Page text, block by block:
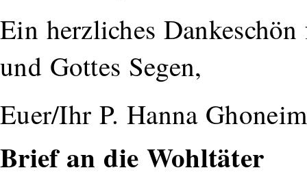
Ein herzliches
und Gottes Segen,
Euer/Ihr P. Hanna Ghoneim
Brief an die Wohltäter